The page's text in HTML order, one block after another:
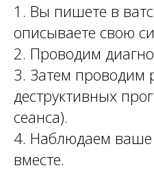
1. Вы пишете в
описываете свою
2. Проводим
3. Затем проводим
деструктивных
сеанса).
4. Наблюдаем ваше
вместе.